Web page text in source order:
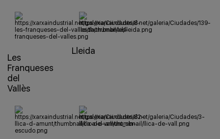
Les
Franqueses
del
Vallès
Lleida